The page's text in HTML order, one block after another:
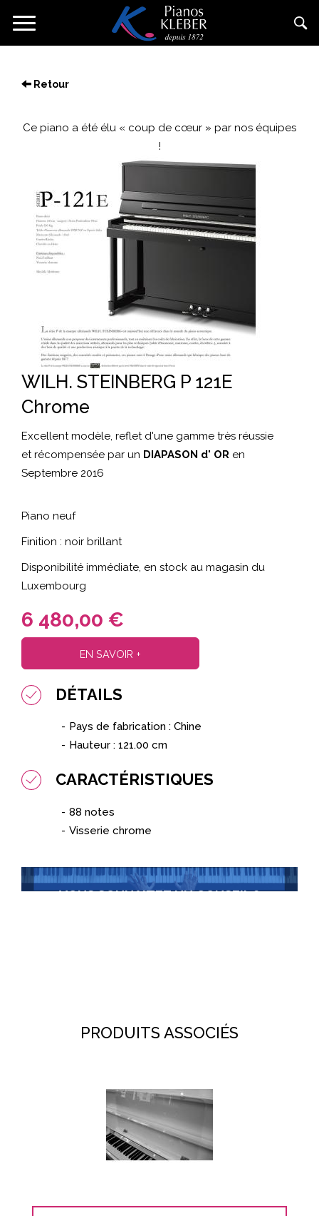
Toggle
Retour
Ce piano a été élu « coup de cœur » par nos équipes
!
WILH. STEINBERG P 121E
Chrome
Excellent modèle, reflet d'une gamme très réussie
et récompensée par un DIAPASON d' OR en
Septembre 2016
Piano neuf
Finition : noir brillant
Disponibilité immédiate, en stock au magasin du
Luxembourg
6 480,00 €
EN SAVOIR +
DÉTAILS
Pays de fabrication : Chine
Hauteur : 121.00 cm
CARACTÉRISTIQUES
88 notes
Visserie chrome
VOUS SOUHAITEZ UN CONSEIL ?
PRODUITS ASSOCIÉS